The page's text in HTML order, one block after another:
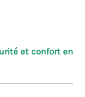
et confort en